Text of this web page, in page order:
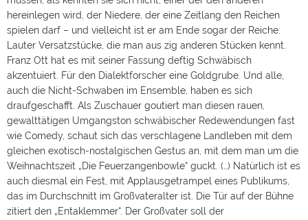
hereinlegen wird, der Niedere, der eine Zeitlang den Reichen
spielen darf – und vielleicht ist er am Ende sogar der Reiche:
Lauter Versatzstücke, die man aus zig anderen Stücken kennt.
Franz Ott hat es mit seiner Fassung deftig Schwäbisch
akzentuiert. Für den Dialektforscher eine Goldgrube. Und alle,
auch die Nicht-Schwaben im Ensemble, haben es sich
draufgeschafft. Als Zuschauer goutiert man diesen rauen,
gewalttätigen Umgangston schwäbischer Redewendungen fast
wie Comedy, schaut sich das verschlagene Landleben mit dem
gleichen exotisch-nostalgischen Gestus an, mit dem man um die
Weihnachtszeit „Die Feuerzangenbowle“ guckt. (…) Natürlich ist es
auch diesmal ein Fest, mit Applausgetrampel eines Publikums,
das im Durchschnitt im Großvateralter ist. Die Tür auf der Bühne
zitiert den „Entaklemmer“. Der Großvater soll der